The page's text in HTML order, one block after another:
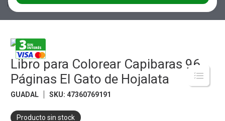
Páginas El Gato de Hojalata
Libro para Colorear Capibaras 96
Páginas El Gato de Hojalata
GUADAL SKU:47360769191
Producto sin stock
.
Cerveza
Galletitas
Yerba
Fideos
Juguetes